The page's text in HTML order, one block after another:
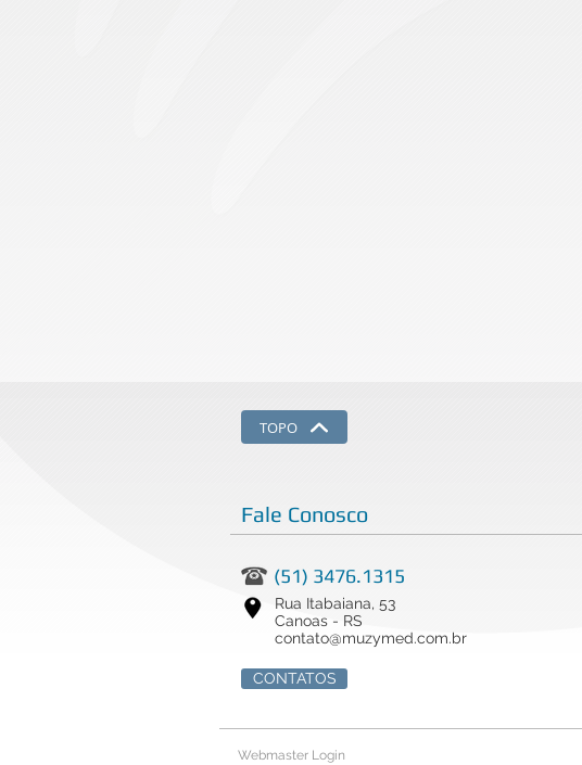
Fale Conosco
Rua Itabaiana, 53
Canoas - RS
contato@muzymed.com.br
Webmaster Login
(51) 3476.1315
CONTATOS
TOPO